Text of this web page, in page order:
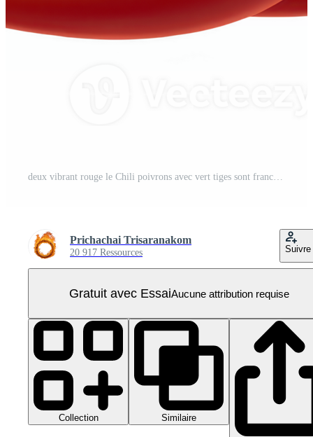
deux vibrant rouge le Chili poivrons avec vert tiges sont franchi contre transparence arrière-plan, mettant en valeur leur brillant texture et épicé séduire PNG Pro
Prichachai Trisaranakom
20 917 Ressources Suivre
Gratuit avec EssaiAucune attribution requise
Collection Similaire